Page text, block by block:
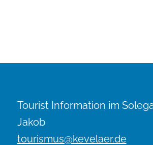
Tourist Information im
Jakob
tourismus@kevelaer.de